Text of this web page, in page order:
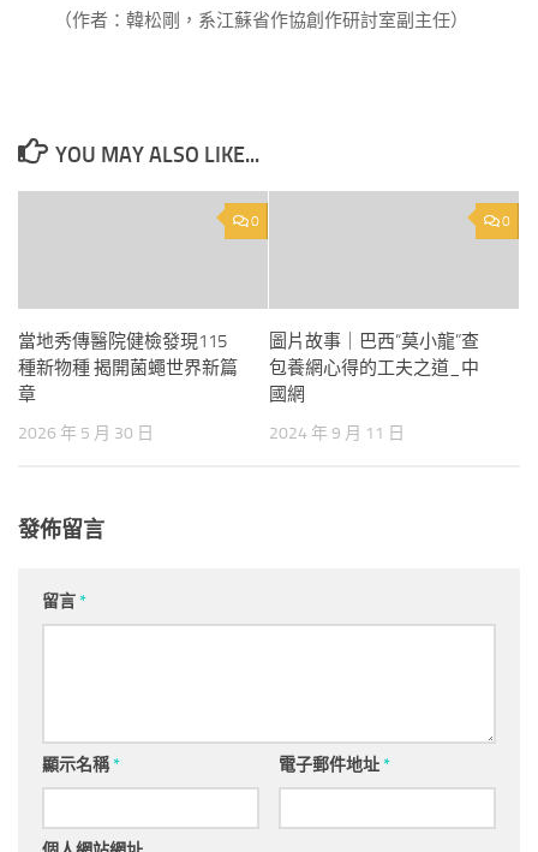
（作者：韓松剛，系江蘇省作協創作研討室副主任）
YOU MAY ALSO LIKE...
0
當地秀傳醫院健檢發現115
種新物種 揭開菌蠅世界新篇
章
2026 年 5 月 30 日
0
圖片故事｜巴西“莫小龍”查
包養網心得的工夫之道_中
國網
2024 年 9 月 11 日
發佈留言
留言*
顯示名稱* 電子郵件地址*